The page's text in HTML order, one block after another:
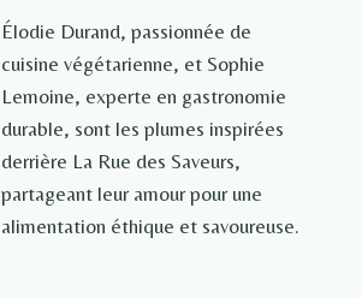
Élodie Durand, passionnée de
cuisine végétarienne, et Sophie
Lemoine, experte en gastronomie
durable, sont les plumes inspirées
derrière La Rue des Saveurs,
partageant leur amour pour une
alimentation éthique et savoureuse.